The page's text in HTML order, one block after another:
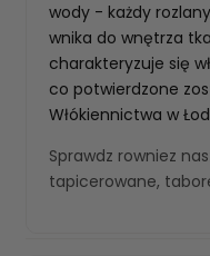
wody - każdy
wnika do wnętrza
charakteryzuje się
co potwierdzone
Włókiennictwa w
Sprawdz rowniez
tapicerowane,